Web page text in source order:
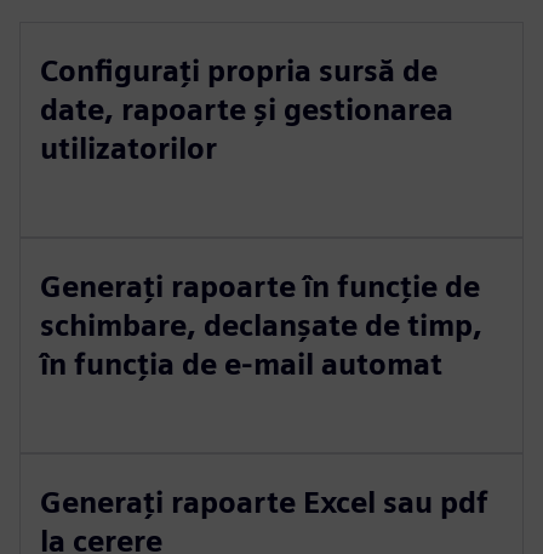
Configurați propria sursă de
date, rapoarte și gestionarea
utilizatorilor
Generați rapoarte în funcție de
schimbare, declanșate de timp,
în funcția de e-mail automat
Generați rapoarte Excel sau pdf
la cerere